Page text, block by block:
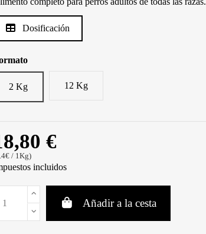
Dosificación
2 Kg 12 Kg
€
/ 1Kg)
incluidos
Añadir a la cesta